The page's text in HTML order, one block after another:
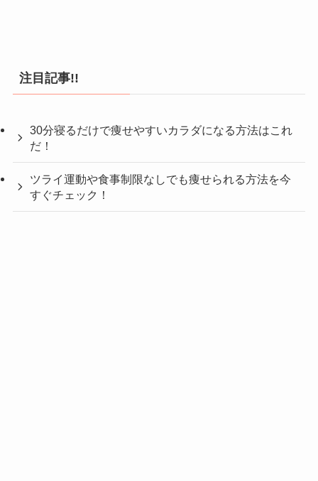
注目記事!!
30分寝るだけで痩せやすいカラダになる方法はこれ
だ！
ツライ運動や食事制限なしでも痩せられる方法を今
すぐチェック！